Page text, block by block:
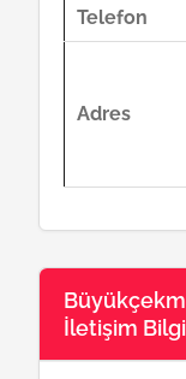
Telefon
Adres
İletişim